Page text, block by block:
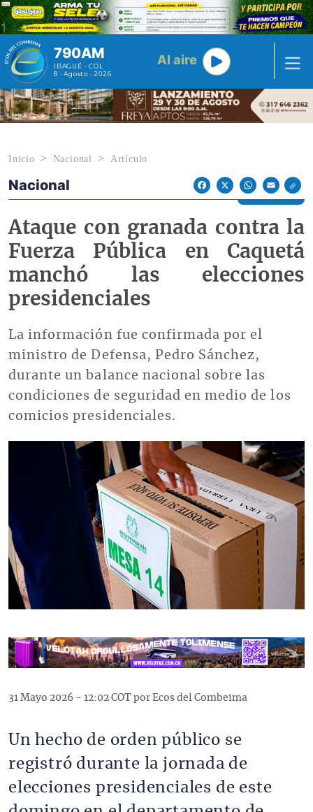
Pasar al contenido principal
790AM
IBAGUÉ - COL
8 · Agosto · 2026
Al aire
Inicio Nacional Artículo
Econoticias y Eventos
Nacional
FacebookX WhatsAppEmail
Ataque con granada contra la
Fuerza Pública en Caquetá
manchó las elecciones
presidenciales
La información fue confirmada por el
ministro de Defensa, Pedro Sánchez,
durante un balance nacional sobre las
condiciones de seguridad en medio de los
comicios presidenciales.
31 Mayo 2026 - 12:02 COT por Ecos del Combeima
Un hecho de orden público se
registró durante la jornada de
elecciones presidenciales de este